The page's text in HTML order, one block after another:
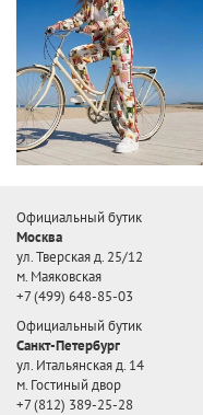
Официальный бутик
Москва
ул. Тверская д. 25/12
м. Маяковская
+7 (499) 648-85-03
Официальный бутик
Санкт-Петербург
ул. Итальянская д. 14
м. Гостиный двор
+7 (812) 389-25-28